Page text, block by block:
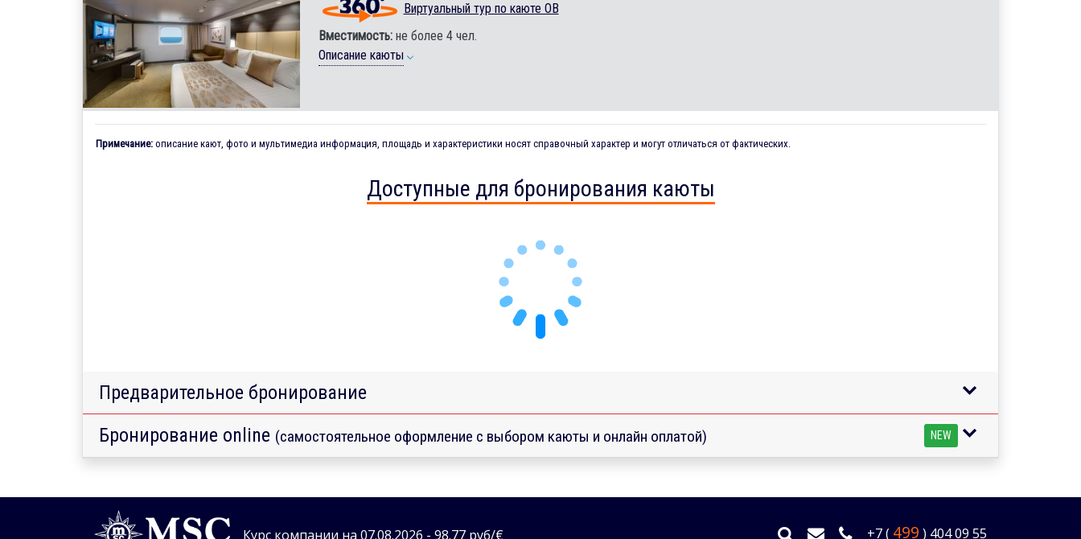
Виртуальный тур по каюте OB
Вместимость:не более 4 чел.
Описание каюты
Примечание: описание кают, фото и мультимедиа информация, площадь и характеристики носят справочный характер и могут отличаться от фактических.
Доступные для бронирования каюты
Предварительное бронирование
Бронирование online (самостоятельное оформление с выбором каюты и онлайн оплатой) NEW
Курс компании на 07.08.2026 - 98.77 руб/€ +7 ( 499 ) 404 09 55